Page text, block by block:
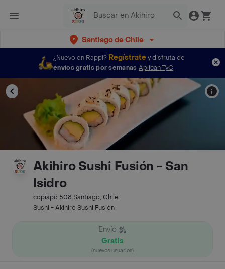
Santiago de Chile
¿Nuevo en Rappi? Regístratey disfruta de
envíos gratis por semanas Aplican TyC
Akihiro Sushi Fusión - San
Isidro
copiapó 508 Santiago, Chile
Sushi - Akihiro Sushi Fusión
Envío
Gratis
(nuevos usuarios)